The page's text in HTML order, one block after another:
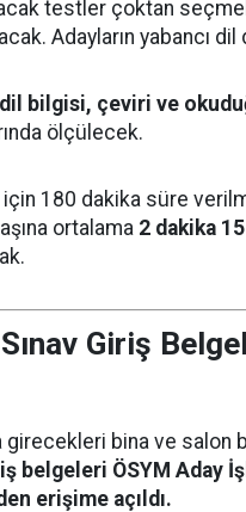
testler çoktan
Adayların yabancı dil
bilgisi, çeviri ve
ölçülecek.
180 dakika süre
ortalama 2 dakika
Giriş
girecekleri bina ve salon
belgeleri ÖSYM Aday
erişime açıldı.